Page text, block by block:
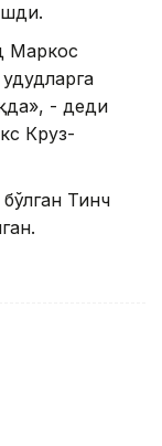
Маркос
- деди
Круз-
Тинч